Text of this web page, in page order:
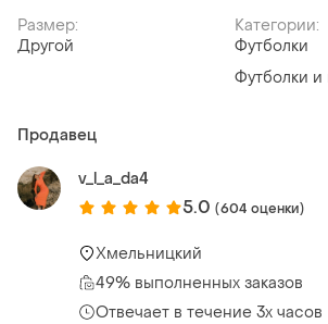
Размер:
Другой
Категории:
Футболки
Футболки и
Продавец
v_l_a_da4
5.0 (604 оценки)
Хмельницкий
49% выполненных заказов
Отвечает в течение 3х часов